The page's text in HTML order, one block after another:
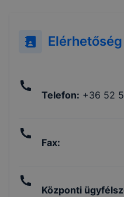
Elérhetőség
Telefon: +36 52
Fax:
Központi